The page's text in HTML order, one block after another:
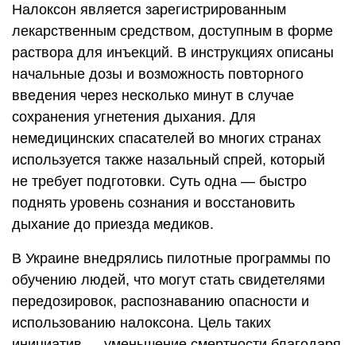
Налоксон является зарегистрированным
лекарственным средством, доступным в форме
раствора для инъекций. В инструкциях описаны
начальные дозы и возможность повторного
введения через несколько минут в случае
сохранения угнетения дыхания. Для
немедицинских спасателей во многих странах
используется также назальный спрей, который
не требует подготовки. Суть одна — быстро
поднять уровень сознания и восстановить
дыхание до приезда медиков.
В Украине внедрялись пилотные программы по
обучению людей, что могут стать свидетелями
передозировок, распознаванию опасности и
использованию налоксона. Цель таких